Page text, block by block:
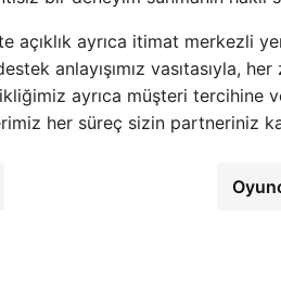
açıklık ayrıca itimat merkezli
anlayışımız vasıtasıyla,
ayrıca müşteri tercihine
her süreç sizin partneriniz